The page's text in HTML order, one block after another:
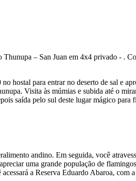
hostal para entrar no deserto de sal e
Visita às múmias e subida até o
saída pelo sul deste lugar mágico
andino. Em seguida, você
uma grande população de
a Reserva Eduardo Abaroa,